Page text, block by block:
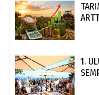
1.